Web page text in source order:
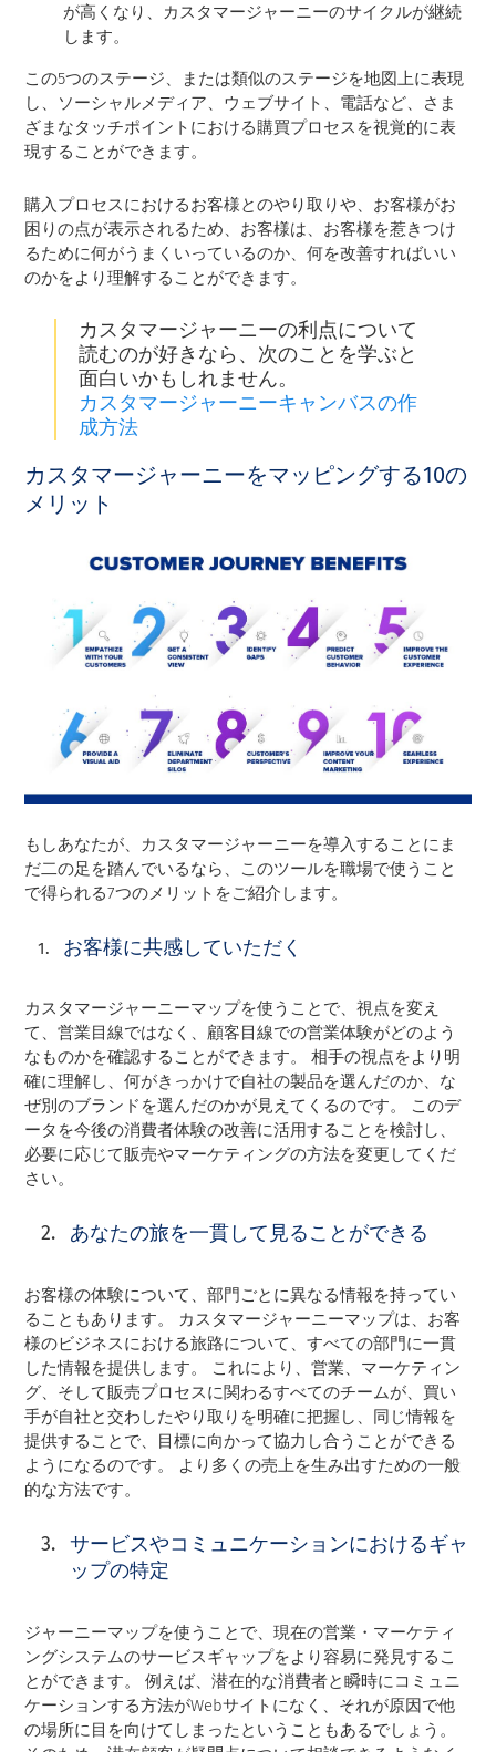
が高くなり、カスタマージャーニーのサイクルが継続
します。
この5つのステージ、または類似のステージを地図上に表現
し、ソーシャルメディア、ウェブサイト、電話など、さま
ざまなタッチポイントにおける購買プロセスを視覚的に表
現することができます。
購入プロセスにおけるお客様とのやり取りや、お客様がお
困りの点が表示されるため、お客様は、お客様を惹きつけ
るために何がうまくいっているのか、何を改善すればいい
のかをより理解することができます。
カスタマージャーニーの利点について
読むのが好きなら、次のことを学ぶと
面白いかもしれません。
カスタマージャーニーキャンバスの作
成方法
カスタマージャーニーをマッピングする10の
メリット
もしあなたが、カスタマージャーニーを導入することにま
だ二の足を踏んでいるなら、このツールを職場で使うこと
で得られる7つのメリットをご紹介します。
お客様に共感していただく
カスタマージャーニーマップを使うことで、視点を変え
て、営業目線ではなく、顧客目線での営業体験がどのよう
なものかを確認することができます。 相手の視点をより明
確に理解し、何がきっかけで自社の製品を選んだのか、な
ぜ別のブランドを選んだのかが見えてくるのです。 このデ
ータを今後の消費者体験の改善に活用することを検討し、
必要に応じて販売やマーケティングの方法を変更してくだ
さい。
あなたの旅を一貫して見ることができる
お客様の体験について、部門ごとに異なる情報を持ってい
ることもあります。 カスタマージャーニーマップは、お客
様のビジネスにおける旅路について、すべての部門に一貫
した情報を提供します。 これにより、営業、マーケティン
グ、そして販売プロセスに関わるすべてのチームが、買い
手が自社と交わしたやり取りを明確に把握し、同じ情報を
提供することで、目標に向かって協力し合うことができる
ようになるのです。 より多くの売上を生み出すための一般
的な方法です。
サービスやコミュニケーションにおけるギャ
ップの特定
ジャーニーマップを使うことで、現在の営業・マーケティ
ングシステムのサービスギャップをより容易に発見するこ
とができます。 例えば、潜在的な消費者と瞬時にコミュニ
ケーションする方法がWebサイトになく、それが原因で他
の場所に目を向けてしまったということもあるでしょう。